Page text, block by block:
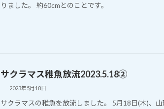
りました。 約60cmとのことです。
サクラマス稚魚放流2023.5.18②
2023年5月18日
サクラマスの稚魚を放流しました。 5月18日(木)、